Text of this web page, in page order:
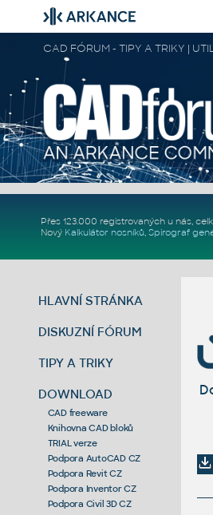
CAD FÓRUM - TIPY A TRIKY |
Přes 123.000 registrovaných u nás,
Nový Kalkulátor nosníků, Spirograf
HLAVNÍ STRÁNKA
DISKUZNÍ FÓRUM
TIPY A TRIKY
DOWNLOAD
CAD freeware
Knihovna CAD bloků
TRIAL verze
Podpora AutoCAD CZ
Podpora Revit CZ
Podpora Inventor CZ
Podpora Civil 3D CZ